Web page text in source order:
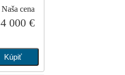
Naša cena
4 000 €